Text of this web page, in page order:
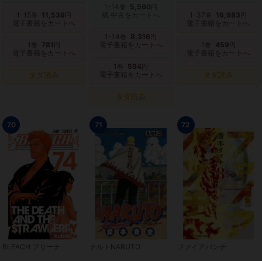
1-15 11,539
電子書籍をカートへ
1 781
電子書籍をカートへ
タダ読み
5,560
紙 中古をカートへ
1-14 8,316
電子書籍をカートへ
1 594
電子書籍をカートへ
タダ読み
1-37 16,983
電子書籍をカートへ
1 459
電子書籍をカートへ
タダ読み
70
BLEACH ブリーチ
71
ナルトNARUTO
72
ファイアパンチ